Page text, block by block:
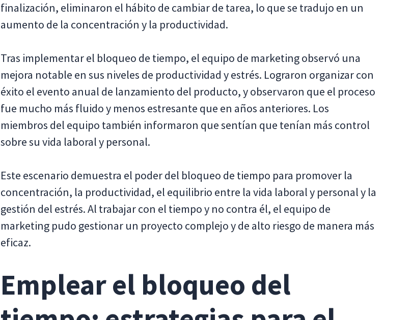
finalización, eliminaron el hábito de cambiar de tarea, lo que se tradujo en un
aumento de la concentración y la productividad.
Tras implementar el bloqueo de tiempo, el equipo de marketing observó una
mejora notable en sus niveles de productividad y estrés. Lograron organizar con
éxito el evento anual de lanzamiento del producto, y observaron que el proceso
fue mucho más fluido y menos estresante que en años anteriores. Los
miembros del equipo también informaron que sentían que tenían más control
sobre su vida laboral y personal.
Este escenario demuestra el poder del bloqueo de tiempo para promover la
concentración, la productividad, el equilibrio entre la vida laboral y personal y la
gestión del estrés. Al trabajar con el tiempo y no contra él, el equipo de
marketing pudo gestionar un proyecto complejo y de alto riesgo de manera más
eficaz.
Emplear el bloqueo del